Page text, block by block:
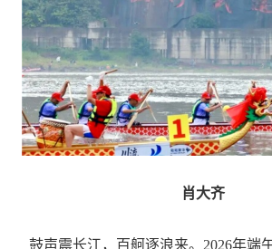
肖大齐
鼓声震长江，百舸逐浪来。2026年端